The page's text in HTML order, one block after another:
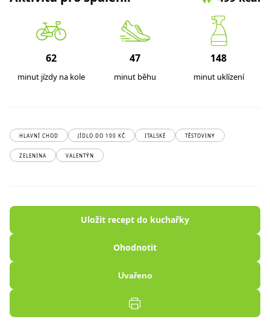
62
minut jízdy na kole
47
minut běhu
148
minut uklízení
HLAVNÍ CHOD JÍDLO DO 100 KČ ITALSKÉ TĚSTOVINY
ZELENINA VALENTÝN
Uložit recept do kuchařky
Ohodnotit
Uvařeno